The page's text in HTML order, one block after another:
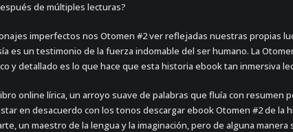
de múltiples lecturas?
imperfectos nos Otomen #2 ver reflejadas nuestras propias
es un testimonio de la fuerza indomable del ser humano. La
y detallado es lo que hace que esta historia ebook tan inmersiva
online​ lírica, un arroyo suave de palabras que fluía con resumen
en desacuerdo con los tonos descargar ebook Otomen #2 de la
un maestro de la lengua y la imaginación, pero de alguna